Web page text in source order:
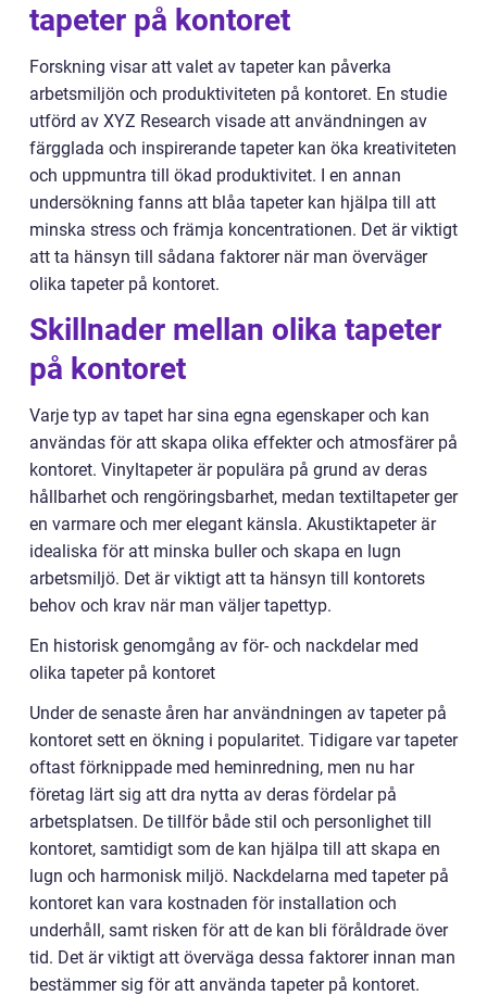
tapeter på kontoret
Forskning visar att valet av tapeter kan påverka
arbetsmiljön och produktiviteten på kontoret. En studie
utförd av XYZ Research visade att användningen av
färgglada och inspirerande tapeter kan öka kreativiteten
och uppmuntra till ökad produktivitet. I en annan
undersökning fanns att blåa tapeter kan hjälpa till att
minska stress och främja koncentrationen. Det är viktigt
att ta hänsyn till sådana faktorer när man överväger
olika tapeter på kontoret.
Skillnader mellan olika tapeter
på kontoret
Varje typ av tapet har sina egna egenskaper och kan
användas för att skapa olika effekter och atmosfärer på
kontoret. Vinyltapeter är populära på grund av deras
hållbarhet och rengöringsbarhet, medan textiltapeter ger
en varmare och mer elegant känsla. Akustiktapeter är
idealiska för att minska buller och skapa en lugn
arbetsmiljö. Det är viktigt att ta hänsyn till kontorets
behov och krav när man väljer tapettyp.
En historisk genomgång av för- och nackdelar med
olika tapeter på kontoret
Under de senaste åren har användningen av tapeter på
kontoret sett en ökning i popularitet. Tidigare var tapeter
oftast förknippade med heminredning, men nu har
företag lärt sig att dra nytta av deras fördelar på
arbetsplatsen. De tillför både stil och personlighet till
kontoret, samtidigt som de kan hjälpa till att skapa en
lugn och harmonisk miljö. Nackdelarna med tapeter på
kontoret kan vara kostnaden för installation och
underhåll, samt risken för att de kan bli föråldrade över
tid. Det är viktigt att överväga dessa faktorer innan man
bestämmer sig för att använda tapeter på kontoret.